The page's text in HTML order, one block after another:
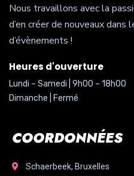
Nous travaillons avec la
d’en créer de nouveaux dans
d’évènements !
Heures d'ouverture
Lundi – Samedi | 9h00 – 18h00
Dimanche | Fermé
COORDONNÉES
Schaerbeek, Bruxelles